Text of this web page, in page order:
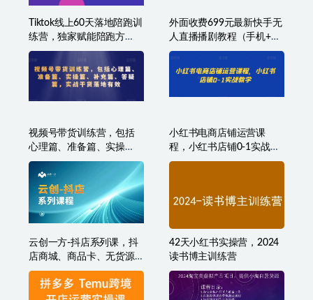
Tiktok线上60天落地陪跑训
练营，独家赋能陪跑方
案，全新运营技巧干货
外面收费699元最新快手无
人直播播剧教程（手机+电
脑），长期稳定，简单易
视频号带货训练营，包括
心理篇、准备篇、实操
篇、补充篇、答疑篇，实
战干货落地有效
小红书电商店铺运营课
程，小红书店铺0-1实战教
学
云创一方-抖店系列课，​抖
店商城、商品卡、无货源
等玩法
42天小红书实操营，2024
读书博主训练营